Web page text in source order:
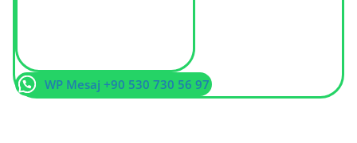
WP Mesaj +90 530 730 56 97